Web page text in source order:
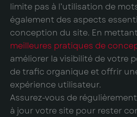
limite pas à l’utilisation de
également des aspects
conception du site. En
meilleures pratiques de
améliorer la visibilité de votre
de trafic organique et offrir
expérience utilisateur.
Assurez-vous de
à jour votre site pour rester